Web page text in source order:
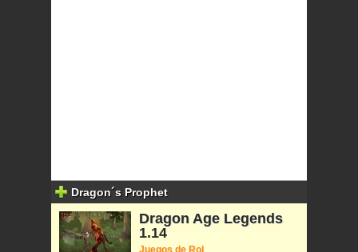
Dragon´s Prophet
Dragon Age Legends
1.14
Juegos de Rol